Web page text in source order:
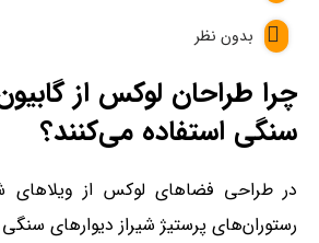
بدون نظر
چرا طراحان لوکس از
سنگی استفاده می‌کنند؟
در طراحی فضاهای لوکس از ویلاهای
رستوران‌های پرستیژ شیراز دیوارهای